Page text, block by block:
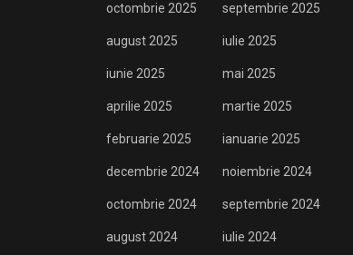
octombrie 2025 septembrie 2025
august 2025 iulie 2025
iunie 2025 mai 2025
aprilie 2025 martie 2025
februarie 2025 ianuarie 2025
decembrie 2024 noiembrie 2024
octombrie 2024 septembrie 2024
august 2024 iulie 2024